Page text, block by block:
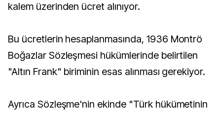
kalem üzerinden ücret alınıyor.
Bu ücretlerin hesaplanmasında, 1936 Montrö
Boğazlar Sözleşmesi hükümlerinde belirtilen
"Altın Frank" biriminin esas alınması gerekiyor.
Ayrıca Sözleşme'nin ekinde "Türk hükümetinin